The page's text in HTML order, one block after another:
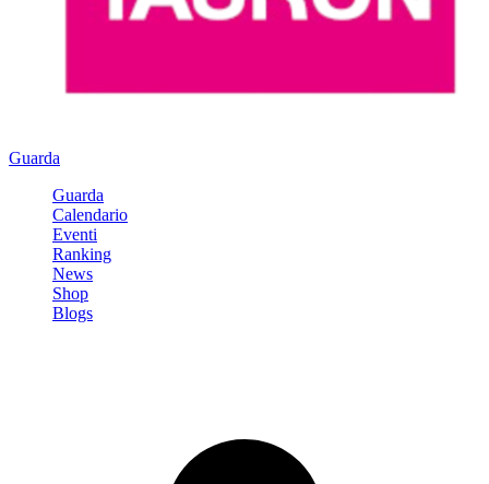
Guarda
Guarda
Calendario
Eventi
Ranking
News
Shop
Blogs